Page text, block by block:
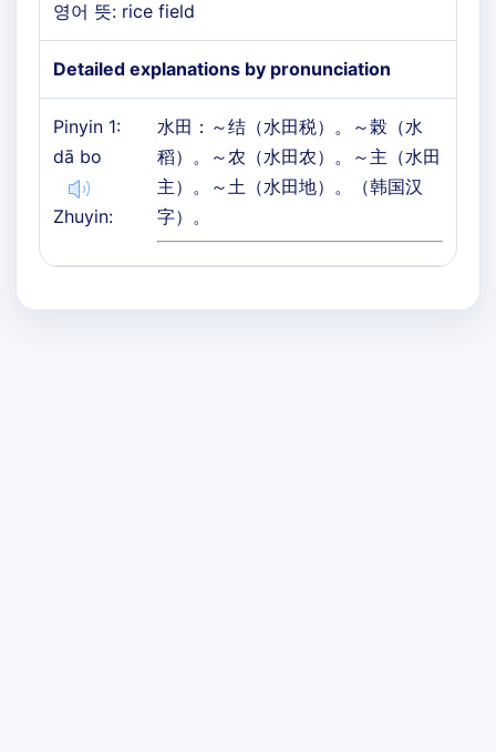
영어 뜻: rice field
Detailed explanations by pronunciation
Pinyin 1:
dā bo
Zhuyin:
水田：～结（水田税）。～榖（水
稻）。～农（水田农）。～主（水田
主）。～土（水田地）。（韩国汉
字）。